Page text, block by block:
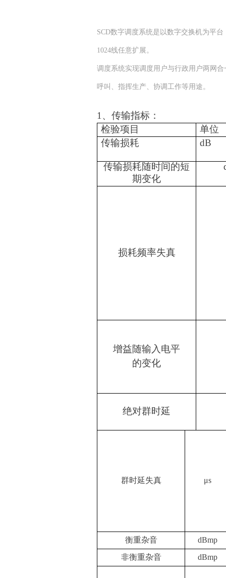
SCD数字调度系统是以数字交换机为平
1024线任意扩展。
调度系统实现调度用户与行政用户两网
呼叫、指挥生产、协调工作等用途。
1、传输指标：
检验项目
单位
传输损耗
dB
传输损耗随时间的短
期变化
损耗频率失真
增益随输入电平
的变化
绝对群时延
群时延失真 μs
衡重杂音
dBmp
非衡重杂音
dBmp